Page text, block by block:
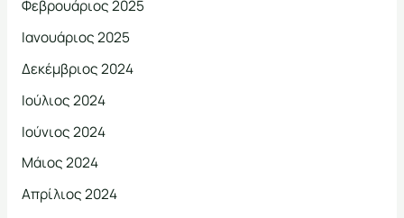
Φεβρουάριος 2025
Ιανουάριος 2025
Δεκέμβριος 2024
Ιούλιος 2024
Ιούνιος 2024
Μάιος 2024
Απρίλιος 2024